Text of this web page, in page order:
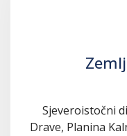
Sjeveroistočni
Drave, Planina